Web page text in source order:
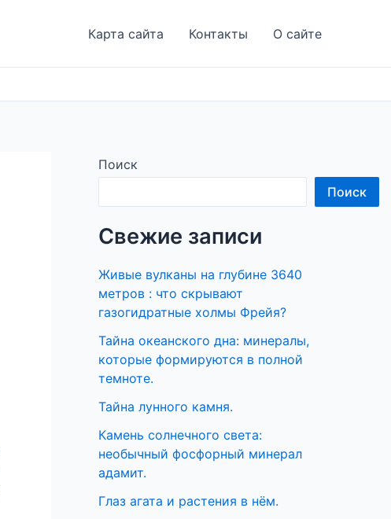
Карта сайта Контакты О сайте
Поиск
Поиск
Свежие записи
Живые вулканы на глубине 3640
метров : что скрывают
газогидратные холмы Фрейя?
Тайна океанского дна: минералы,
которые формируются в полной
темноте.
Тайна лунного камня.
Камень солнечного света:
необычный фосфорный минерал
адамит.
Глаз агата и растения в нём.